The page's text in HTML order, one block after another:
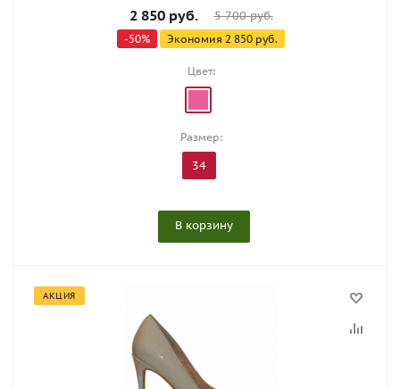
2 850руб. 5 700руб.
-50% Экономия 2 850 руб.
Цвет:
Размер:
34
В корзину
АКЦИЯ